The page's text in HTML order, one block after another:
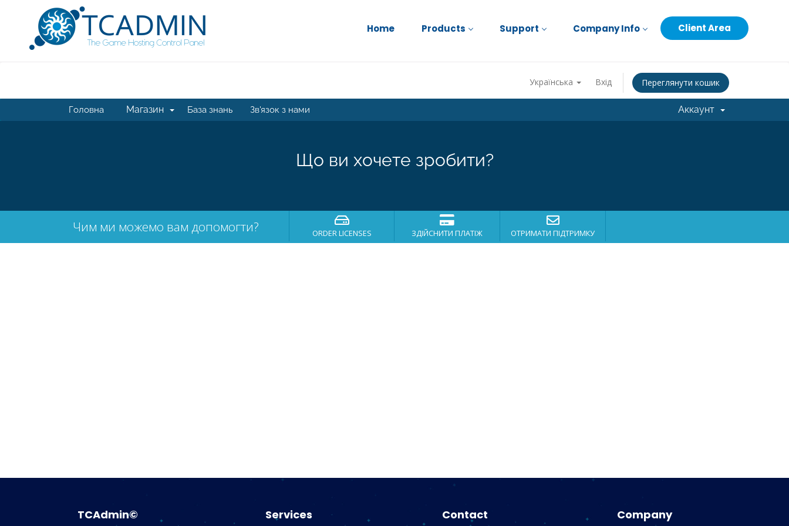
Home Products Support Company Info Client Area
Українська Вхід Переглянути кошик
Головна Магазин База знань Зв'язок з нами Аккаунт
Що ви хочете зробити?
Чим ми можемо вам допомогти? ORDER LICENSES ЗДІЙСНИТИ ПЛАТІЖ ОТРИМАТИ ПІДТРИМКУ
TCAdmin© Services Contact Company